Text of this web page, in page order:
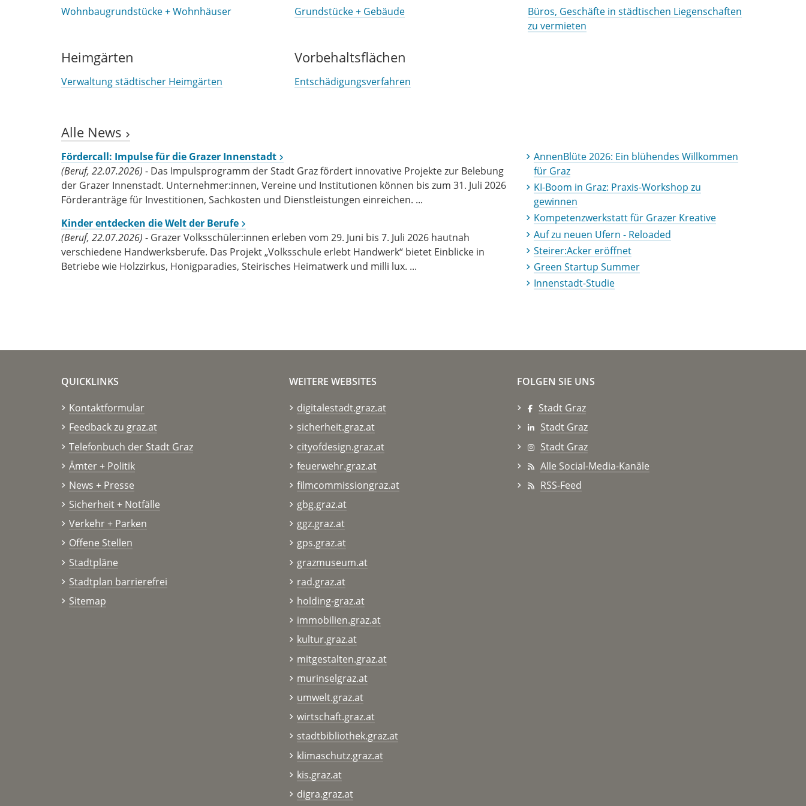
Wohnbaugrundstücke + Wohnhäuser Grundstücke + Gebäude
Büros, Geschäfte in städtischen Liegenschaften
zu vermieten
Heimgärten
Verwaltung städtischer Heimgärten
Vorbehaltsflächen
Entschädigungsverfahren
Alle News
Fördercall: Impulse für die Grazer Innenstadt
(Beruf, 22.07.2026) - Das Impulsprogramm der Stadt Graz fördert innovative Projekte zur Belebung
der Grazer Innenstadt. Unternehmer:innen, Vereine und Institutionen können bis zum 31. Juli 2026
Förderanträge für Investitionen, Sachkosten und Dienstleistungen einreichen. ...
Kinder entdecken die Welt der Berufe
(Beruf, 22.07.2026) - Grazer Volksschüler:innen erleben vom 29. Juni bis 7. Juli 2026 hautnah
verschiedene Handwerksberufe. Das Projekt „Volksschule erlebt Handwerk“ bietet Einblicke in
Betriebe wie Holzzirkus, Honigparadies, Steirisches Heimatwerk und milli lux. ...
AnnenBlüte 2026: Ein blühendes Willkommen
für Graz
KI-Boom in Graz: Praxis-Workshop zu
gewinnen
Kompetenzwerkstatt für Grazer Kreative
Auf zu neuen Ufern - Reloaded
Steirer:Acker eröffnet
Green Startup Summer
Innenstadt-Studie
QUICKLINKS
Kontaktformular
Feedback zu graz.at
Telefonbuch der Stadt Graz
Ämter + Politik
News + Presse
Sicherheit + Notfälle
Verkehr + Parken
Offene Stellen
Stadtpläne
Stadtplan barrierefrei
Sitemap
WEITERE WEBSITES
digitalestadt.graz.at
sicherheit.graz.at
cityofdesign.graz.at
feuerwehr.graz.at
filmcommissiongraz.at
gbg.graz.at
ggz.graz.at
gps.graz.at
grazmuseum.at
rad.graz.at
holding-graz.at
immobilien.graz.at
kultur.graz.at
mitgestalten.graz.at
murinselgraz.at
umwelt.graz.at
wirtschaft.graz.at
stadtbibliothek.graz.at
klimaschutz.graz.at
kis.graz.at
digra.graz.at
FOLGEN SIE UNS
Stadt Graz
Stadt Graz
Stadt Graz
Alle Social-Media-Kanäle
RSS-Feed